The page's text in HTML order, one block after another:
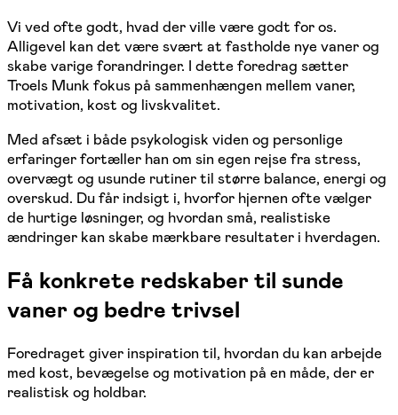
Vi ved ofte godt, hvad der ville være godt for os.
Alligevel kan det være svært at fastholde nye vaner og
skabe varige forandringer. I dette foredrag sætter
Troels Munk fokus på sammenhængen mellem vaner,
motivation, kost og livskvalitet.
Med afsæt i både psykologisk viden og personlige
erfaringer fortæller han om sin egen rejse fra stress,
overvægt og usunde rutiner til større balance, energi og
overskud. Du får indsigt i, hvorfor hjernen ofte vælger
de hurtige løsninger, og hvordan små, realistiske
ændringer kan skabe mærkbare resultater i hverdagen.
Få konkrete redskaber til sunde
vaner og bedre trivsel
Foredraget giver inspiration til, hvordan du kan arbejde
med kost, bevægelse og motivation på en måde, der er
realistisk og holdbar.